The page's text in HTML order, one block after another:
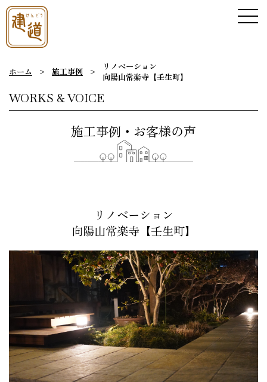
ホーム > 施工事例 >
リノベーション
向陽山常楽寺【壬生町】
WORKS & VOICE
施工事例 ・ お客様の声
リノベーション
向陽山常楽寺【壬生町】